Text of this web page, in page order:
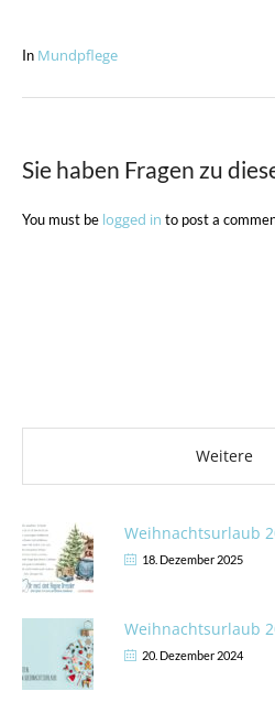
In Mundpflege
Sie haben Fragen zu
You must be logged in to post a
Weitere
Weihnachtsurlaub
18. Dezember 2025
Weihnachtsurlaub
20. Dezember 2024